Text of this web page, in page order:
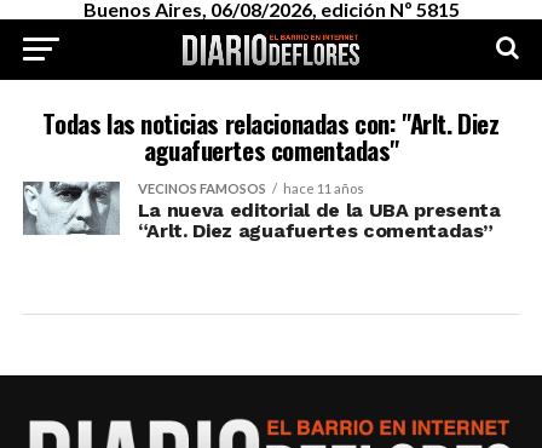
Buenos Aires, 06/08/2026, edición Nº 5815
Todas las noticias relacionadas con: "Arlt. Diez
aguafuertes comentadas"
VECINOS FAMOSOS hace 11 años
La nueva editorial de la UBA presenta
“Arlt. Diez aguafuertes comentadas”